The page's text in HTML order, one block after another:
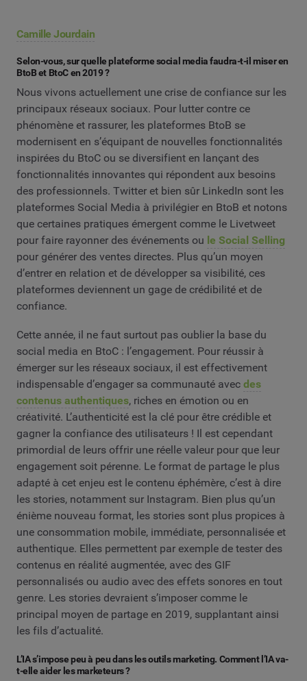
Camille Jourdain
Selon-vous, sur quelle plateforme social media faudra-t-il miser en
BtoB et BtoC en 2019 ?
Nous vivons actuellement une crise de confiance sur les
principaux réseaux sociaux. Pour lutter contre ce
phénomène et rassurer, les plateformes BtoB se
modernisent en s’équipant de nouvelles fonctionnalités
inspirées du BtoC ou se diversifient en lançant des
fonctionnalités innovantes qui répondent aux besoins
des professionnels. Twitter et bien sûr LinkedIn sont les
plateformes Social Media à privilégier en BtoB et notons
que certaines pratiques émergent comme le Livetweet
pour faire rayonner des événements ou le Social Selling
pour générer des ventes directes. Plus qu’un moyen
d’entrer en relation et de développer sa visibilité, ces
plateformes deviennent un gage de crédibilité et de
confiance.
Cette année, il ne faut surtout pas oublier la base du
social media en BtoC : l’engagement. Pour réussir à
émerger sur les réseaux sociaux, il est effectivement
indispensable d’engager sa communauté avec des
contenus authentiques, riches en émotion ou en
créativité. L’authenticité est la clé pour être crédible et
gagner la confiance des utilisateurs ! Il est cependant
primordial de leurs offrir une réelle valeur pour que leur
engagement soit pérenne. Le format de partage le plus
adapté à cet enjeu est le contenu éphémère, c’est à dire
les stories, notamment sur Instagram. Bien plus qu’un
énième nouveau format, les stories sont plus propices à
une consommation mobile, immédiate, personnalisée et
authentique. Elles permettent par exemple de tester des
contenus en réalité augmentée, avec des GIF
personnalisés ou audio avec des effets sonores en tout
genre. Les stories devraient s’imposer comme le
principal moyen de partage en 2019, supplantant ainsi
les fils d’actualité.
L’IA s’impose peu à peu dans les outils marketing. Comment l’IA va-
t-elle aider les marketeurs ?